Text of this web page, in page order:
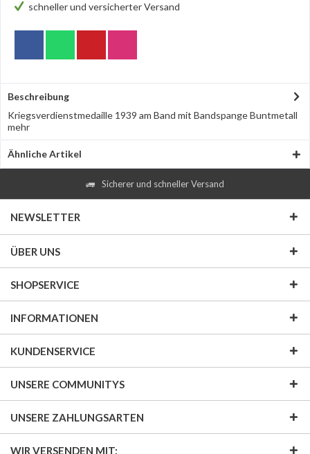
schneller und versicherter Versand
Beschreibung
Kriegsverdienstmedaille 1939 am Band mit Bandspange Buntmetall
mehr
Ähnliche Artikel
Sicherer und schneller Versand
NEWSLETTER
ÜBER UNS
SHOPSERVICE
INFORMATIONEN
KUNDENSERVICE
UNSERE COMMUNITYS
UNSERE ZAHLUNGSARTEN
WIR VERSENDEN MIT: